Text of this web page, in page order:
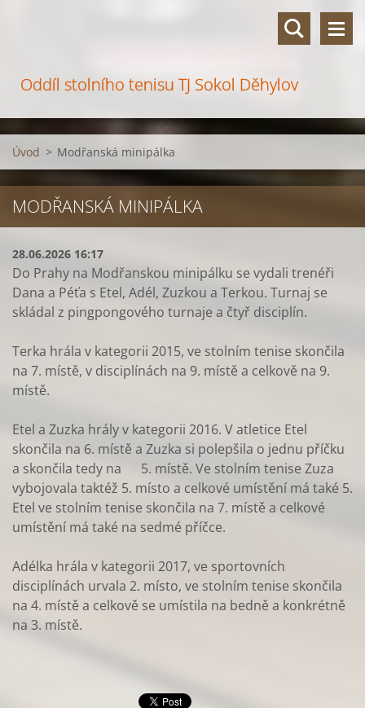
Oddíl stolního tenisu TJ Sokol Děhylov
Úvod > Modřanská minipálka
MODŘANSKÁ MINIPÁLKA
28.06.2026 16:17
Do Prahy na Modřanskou minipálku se vydali trenéři
Dana a Péťa s Etel, Adél, Zuzkou a Terkou. Turnaj se
skládal z pingpongového turnaje a čtyř disciplín.
Terka hrála v kategorii 2015, ve stolním tenise skončila
na 7. místě, v disciplínách na 9. místě a celkově na 9.
místě.
Etel a Zuzka hrály v kategorii 2016. V atletice Etel
skončila na 6. místě a Zuzka si polepšila o jednu příčku
a skončila tedy na 5. místě. Ve stolním tenise Zuza
vybojovala taktéž 5. místo a celkové umístění má také 5.
Etel ve stolním tenise skončila na 7. místě a celkové
umístění má také na sedmé příčce.
Adélka hrála v kategorii 2017, ve sportovních
disciplínách urvala 2. místo, ve stolním tenise skončila
na 4. místě a celkově se umístila na bedně a konkrétně
na 3. místě.